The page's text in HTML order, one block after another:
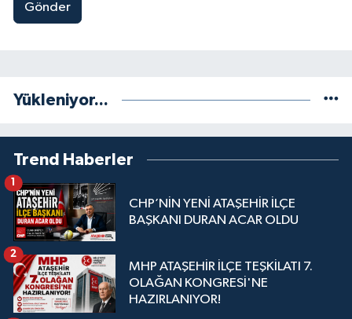
Gönder
Yükleniyor...
Trend Haberler
CHP’NİN YENİ ATAŞEHİR İLÇE
BAŞKANI DURAN ACAR OLDU
1
MHP ATAŞEHİR İLÇE TEŞKİLATI 7.
OLAĞAN KONGRESİ'NE
HAZIRLANIYOR!
2